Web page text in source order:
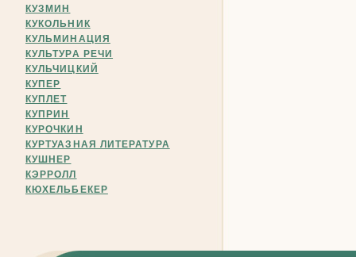
КУЗМИН
КУКОЛЬНИК
КУЛЬМИНАЦИЯ
КУЛЬТУРА РЕЧИ
КУЛЬЧИЦКИЙ
КУПЕР
КУПЛЕТ
КУПРИН
КУРОЧКИН
КУРТУАЗНАЯ ЛИТЕРАТУРА
КУШНЕР
КЭРРОЛЛ
КЮХЕЛЬБЕКЕР